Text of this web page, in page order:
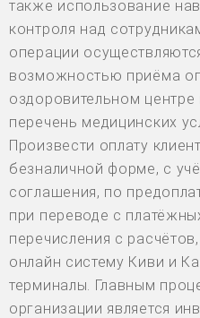
также использование
контроля над
операции
возможностью приёма
оздоровительном
перечень медицинских
Произвести оплату
безналичной форме, с
соглашения, по
при переводе с
перечисления с
онлайн систему Киви и
терминалы. Главным
организации является